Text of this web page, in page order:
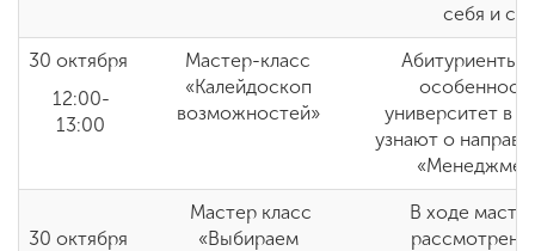
себя и
30 октября
12:00-
13:00
Мастер-класс
«Калейдоскоп
возможностей»
Абитуриенты
университет в
узнают о
30 октября
Мастер класс
«Выбираем
В ходе
рассмотрены